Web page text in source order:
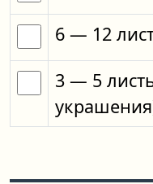
6 — 12
3 — 5